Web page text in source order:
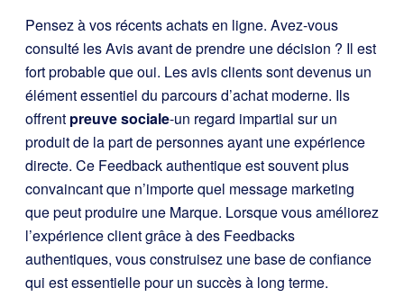
Pensez à vos récents achats en ligne. Avez-vous
consulté les Avis avant de prendre une décision ? Il est
fort probable que oui. Les avis clients sont devenus un
élément essentiel du parcours d’achat moderne. Ils
offrent preuve sociale-un regard impartial sur un
produit de la part de personnes ayant une expérience
directe. Ce Feedback authentique est souvent plus
convaincant que n’importe quel message marketing
que peut produire une Marque. Lorsque vous améliorez
l’expérience client grâce à des Feedbacks
authentiques, vous construisez une base de confiance
qui est essentielle pour un succès à long terme.